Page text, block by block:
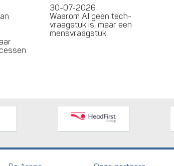
30-07-2026
Waarom AI geen tech-
vraagstuk is, maar een
mensvraagstuk